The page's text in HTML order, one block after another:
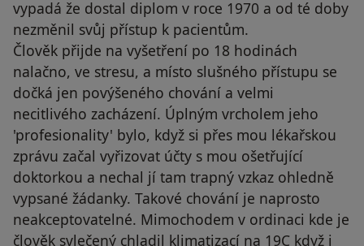
vypadá že dostal diplom v roce 1970 a od té doby
nezměnil svůj přístup k pacientům.
Člověk přijde na vyšetření po 18 hodinách
nalačno, ve stresu, a místo slušného přístupu se
dočká jen povýšeného chování a velmi
necitlivého zacházení. Úplným vrcholem jeho
'profesionality' bylo, když si přes mou lékařskou
zprávu začal vyřizovat účty s mou ošetřující
doktorkou a nechal jí tam trapný vzkaz ohledně
vypsané žádanky. Takové chování je naprosto
neakceptovatelné. Mimochodem v ordinaci kde je
člověk svlečený chladil klimatizací na 19C když i